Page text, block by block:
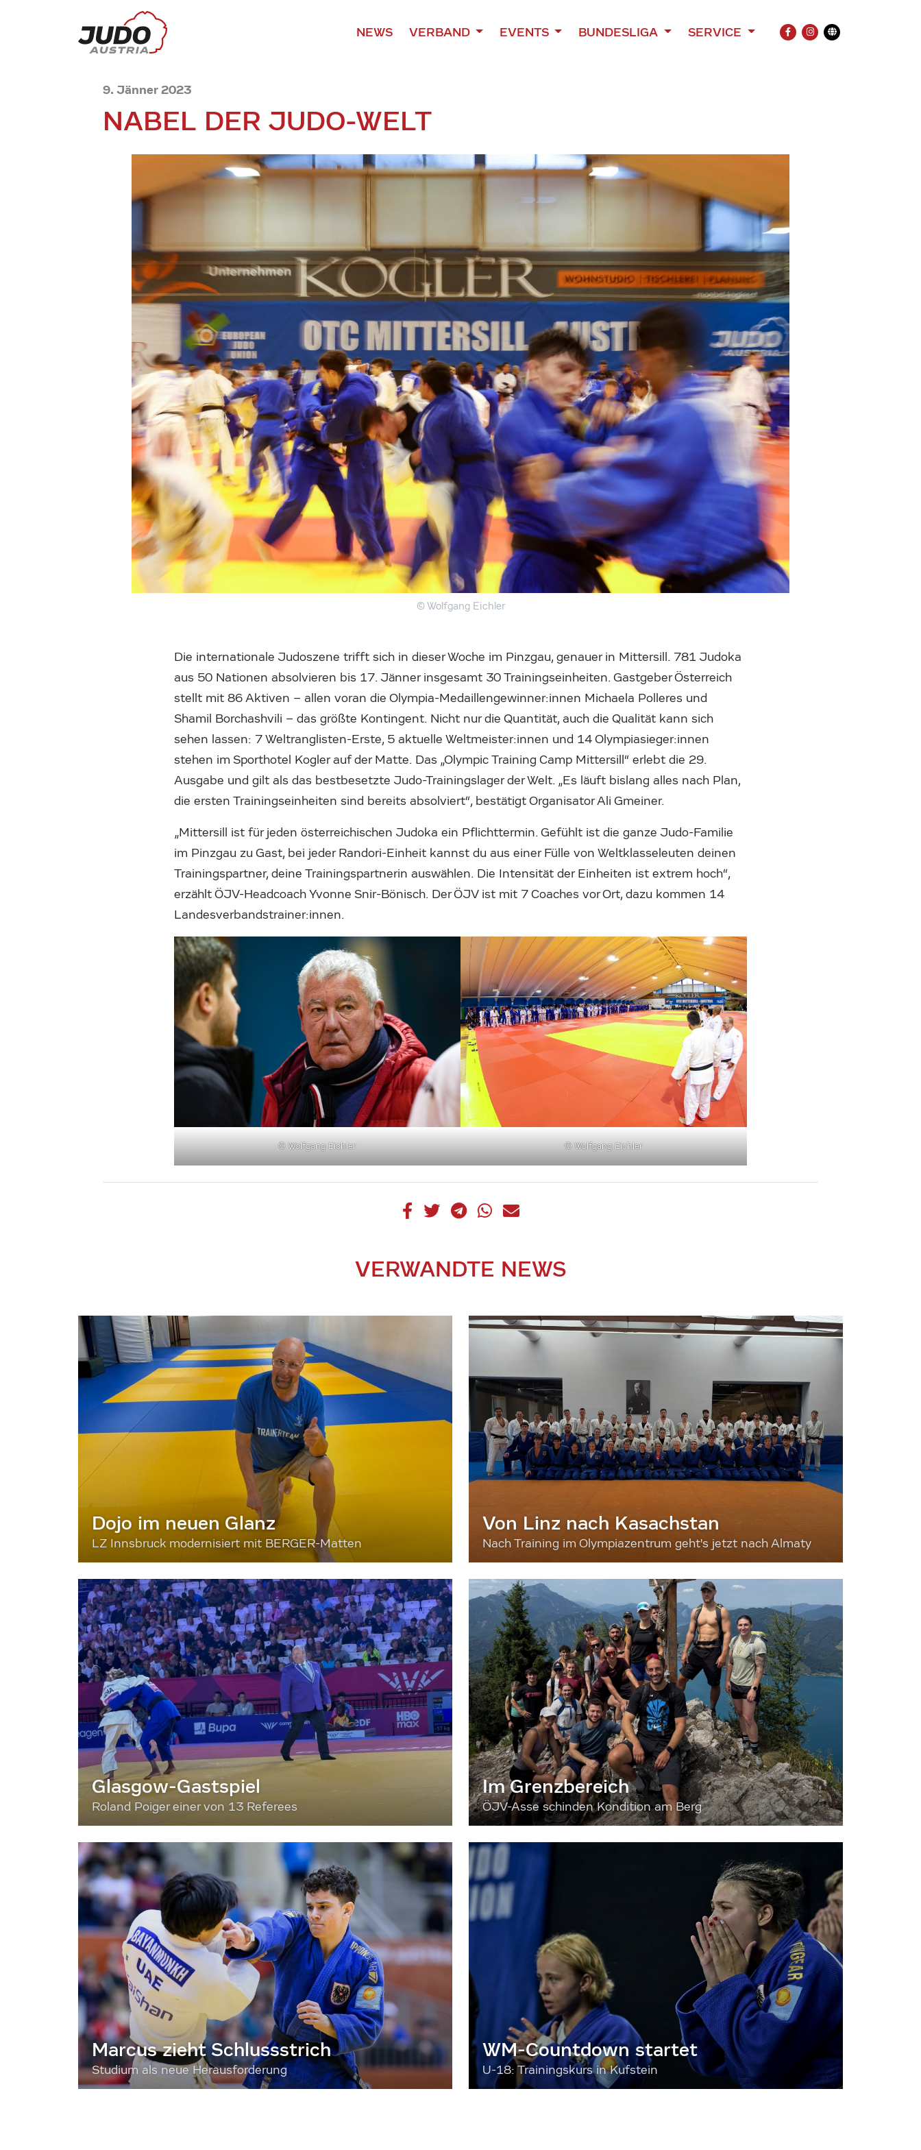
NEWS VERBAND EVENTS BUNDESLIGA SERVICE
FACEBOOK
INSTAGRAM
Übersetzung
9. Jänner 2023
NABEL DER JUDO-WELT
© Wolfgang Eichler
Die internationale Judoszene trifft sich in dieser Woche im Pinzgau, genauer in Mittersill. 781 Judoka
aus 50 Nationen absolvieren bis 17. Jänner insgesamt 30 Trainingseinheiten. Gastgeber Österreich
stellt mit 86 Aktiven – allen voran die Olympia-Medaillengewinner:innen Michaela Polleres und
Shamil Borchashvili – das größte Kontingent. Nicht nur die Quantität, auch die Qualität kann sich
sehen lassen: 7 Weltranglisten-Erste, 5 aktuelle Weltmeister:innen und 14 Olympiasieger:innen
stehen im Sporthotel Kogler auf der Matte. Das „Olympic Training Camp Mittersill“ erlebt die 29.
Ausgabe und gilt als das bestbesetzte Judo-Trainingslager der Welt. „Es läuft bislang alles nach Plan,
die ersten Trainingseinheiten sind bereits absolviert“, bestätigt Organisator Ali Gmeiner.
„Mittersill ist für jeden österreichischen Judoka ein Pflichttermin. Gefühlt ist die ganze Judo-Familie
im Pinzgau zu Gast, bei jeder Randori-Einheit kannst du aus einer Fülle von Weltklasseleuten deinen
Trainingspartner, deine Trainingspartnerin auswählen. Die Intensität der Einheiten ist extrem hoch“,
erzählt ÖJV-Headcoach Yvonne Snir-Bönisch. Der ÖJV ist mit 7 Coaches vor Ort, dazu kommen 14
Landesverbandstrainer:innen.
© Wolfgang Eichler © Wolfgang Eichler
VERWANDTE NEWS
Dojo im neuen Glanz
LZ Innsbruck modernisiert mit BERGER-Matten
Von Linz nach Kasachstan
Nach Training im Olympiazentrum geht's jetzt nach Almaty
Glasgow-Gastspiel
Roland Poiger einer von 13 Referees
Im Grenzbereich
ÖJV-Asse schinden Kondition am Berg
Marcus zieht Schlussstrich
Studium als neue Herausforderung
WM-Countdown startet
U-18: Trainingskurs in Kufstein